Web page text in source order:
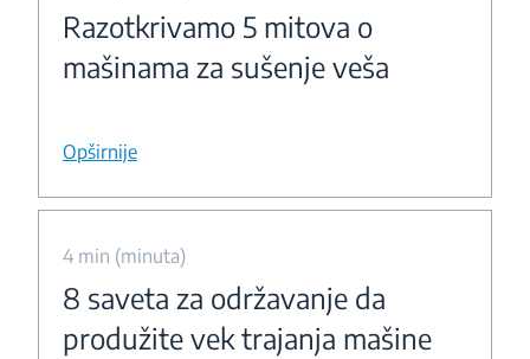
Razotkrivamo 5 mitova o
mašinama za sušenje veša
Opširnije
4 min (minuta)
8 saveta za održavanje da
produžite vek trajanja mašine